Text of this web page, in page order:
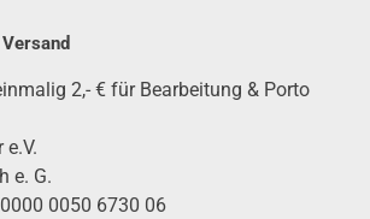
2,- € für Bear­bei­tung & Por­to
e. G.
0000 0050 6730 06